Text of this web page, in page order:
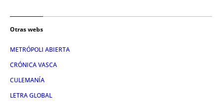
Otras webs
METRÓPOLI ABIERTA
CRÓNICA VASCA
CULEMANÍA
LETRA GLOBAL